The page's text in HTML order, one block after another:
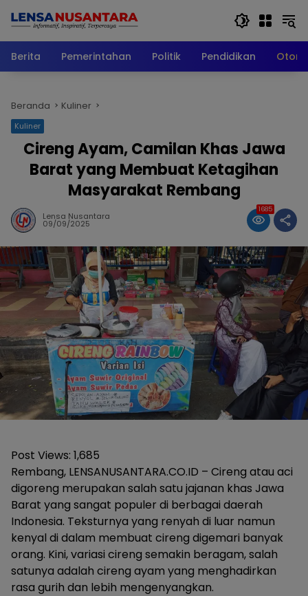
Berita
Pemerintahan Politik Pendidikan
Beranda Kuliner
Kuliner
Cireng Ayam, Camilan Khas Jawa
Barat yang Membuat Ketagihan
Masyarakat Rembang
Lensa Nusantara
09/09/2025
1685
Post Views: 1,685
Rembang, LENSANUSANTARA.CO.ID – Cireng atau aci
digoreng merupakan salah satu jajanan khas Jawa
Barat yang sangat populer di berbagai daerah
Indonesia. Teksturnya yang renyah di luar namun
kenyal di dalam membuat cireng digemari banyak
orang. Kini, variasi cireng semakin beragam, salah
satunya adalah cireng ayam yang menghadirkan
rasa gurih dan lebih mengenyangkan.